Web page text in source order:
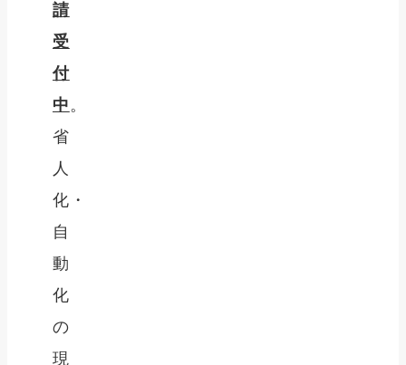
請
受
付
中。
省
人
化・
自
動
化
の
現